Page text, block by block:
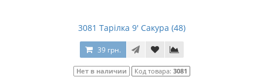
3081 Тарілка 9' Сакура (48)
39 грн.
Нет в наличии Код товара: 3081